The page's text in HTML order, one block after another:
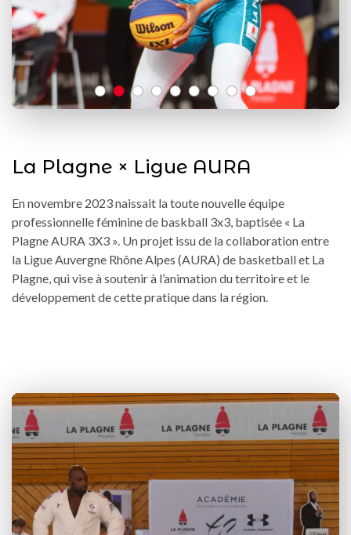
La Plagne × Ligue AURA
En novembre 2023 naissait la toute nouvelle équipe
professionnelle féminine de baskball 3x3, baptisée « La
Plagne AURA 3X3 ». Un projet issu de la collaboration entre
la Ligue Auvergne Rhône Alpes (AURA) de basketball et La
Plagne, qui vise à soutenir à l’animation du territoire et le
développement de cette pratique dans la région.